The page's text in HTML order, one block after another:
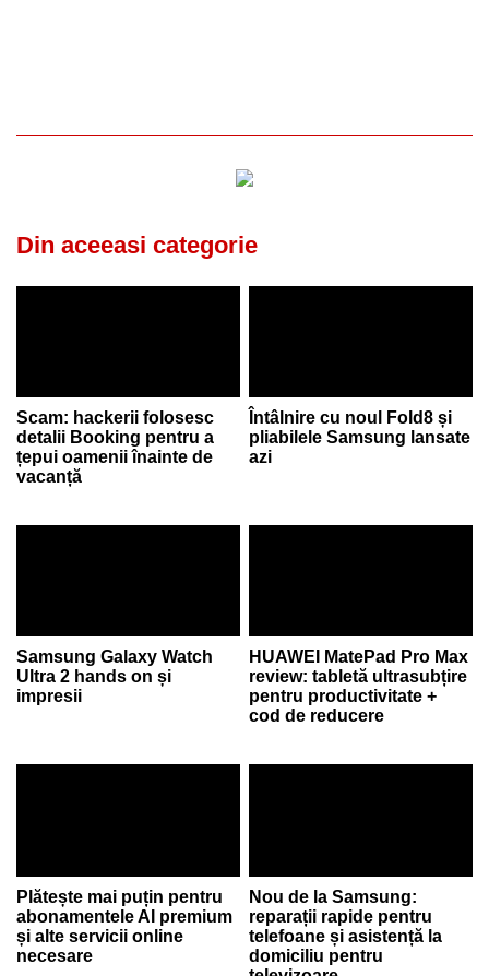
Din aceeasi categorie
Scam: hackerii folosesc
detalii Booking pentru a
țepui oamenii înainte de
vacanță
Întâlnire cu noul Fold8 și
pliabilele Samsung lansate
azi
Samsung Galaxy Watch
Ultra 2 hands on și
impresii
HUAWEI MatePad Pro Max
review: tabletă ultrasubțire
pentru productivitate +
cod de reducere
Plătește mai puțin pentru
abonamentele AI premium
și alte servicii online
necesare
Nou de la Samsung:
reparații rapide pentru
telefoane și asistență la
domiciliu pentru